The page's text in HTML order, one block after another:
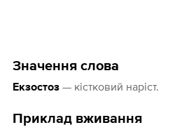
Значення слова
Екзостоз— кістковий наріст.
Приклад вживання